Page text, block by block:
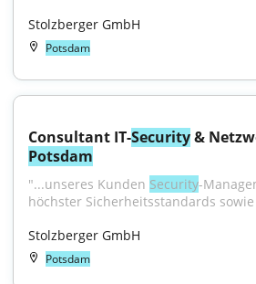
Stolzberger GmbH
Potsdam
Consultant IT-Security
Potsdam
"...unseres Kunden Security-
höchster Sicherheitsstandards
Stolzberger GmbH
Potsdam